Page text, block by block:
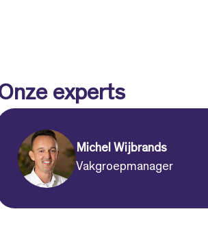
experts
Michel Wijbrands
Vakgroepmanager